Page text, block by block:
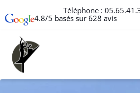
Téléphone :
4.8/5 basés sur 628 avis